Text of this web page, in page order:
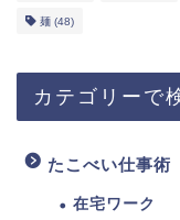
麺 (48)
カテゴリーで
たこべい仕事術
在宅ワーク